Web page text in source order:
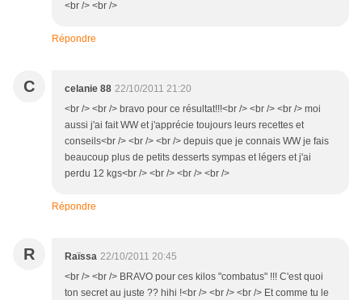
<br /> <br />
Répondre
C celanie 88 22/10/2011 21:20
<br /> <br /> bravo pour ce résultat!!!<br /> <br /> <br /> moi
aussi j'ai fait WW et j'apprécie toujours leurs recettes et
conseils<br /> <br /> <br /> depuis que je connais WW je fais
beaucoup plus de petits desserts sympas et légers et j'ai
perdu 12 kgs<br /> <br /> <br /> <br />
Répondre
R Raïssa 22/10/2011 20:45
<br /> <br /> BRAVO pour ces kilos "combatus" !!! C'est quoi
ton secret au juste ?? hihi !<br /> <br /> <br /> Et comme tu le